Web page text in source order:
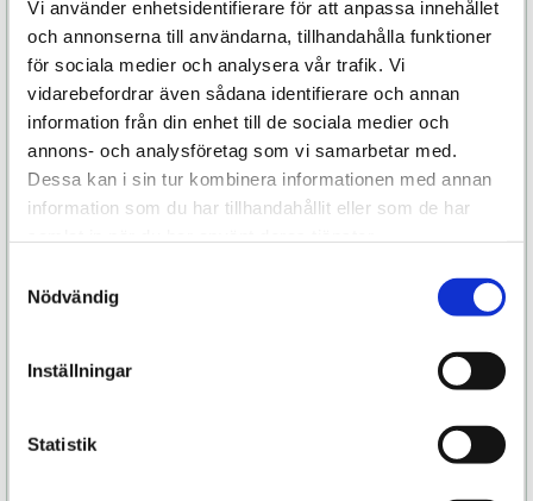
Vi använder enhetsidentifierare för att anpassa innehållet
och annonserna till användarna, tillhandahålla funktioner
för sociala medier och analysera vår trafik. Vi
vidarebefordrar även sådana identifierare och annan
information från din enhet till de sociala medier och
annons- och analysföretag som vi samarbetar med.
Dessa kan i sin tur kombinera informationen med annan
information som du har tillhandahållit eller som de har
Nödvändig
Inställningar
Statistik
Använd gärna vibrerande penisringar för
ytterligare känsla.
Finns i två olika utföranden.
Deuce finns i 2 storlekar: Storlek A respektive B.
Storlek A (Bälte: 51 cm - 127 cm. Benremmar: 25
cm - 40 cm).
Storlek B (Bälte: 89 cm - 165 cm. Benremmar 37-61
drar bort fukt från kroppen och känns mjukt mot
huden. Det innebär att det spelar ingen roll hur
så kommer du alltid att känna dig sval och fräsch.
Det elastiska materialet ger dig en känsla av en